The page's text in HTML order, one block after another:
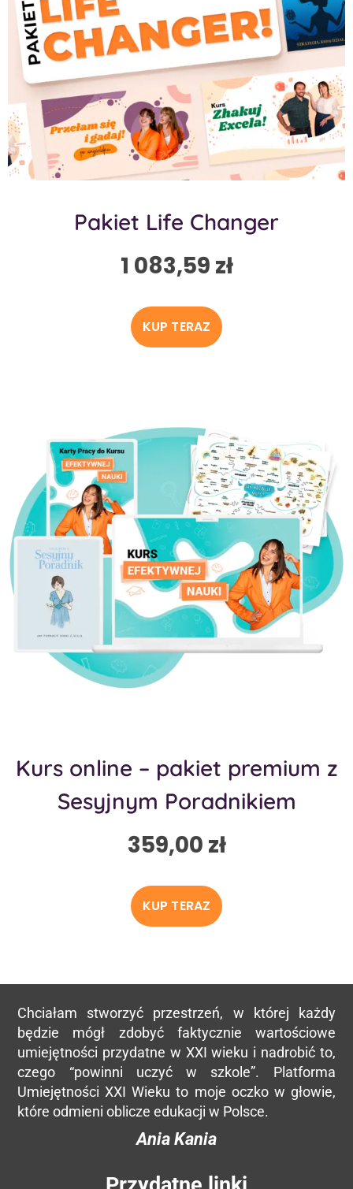
Pakiet Life Changer
1 083,59 zł
KUP TERAZ
Kurs online – pakiet premium z
Sesyjnym Poradnikiem
359,00 zł
KUP TERAZ
Chciałam stworzyć przestrzeń, w której każdy
będzie mógł zdobyć faktycznie wartościowe
umiejętności przydatne w XXI wieku i nadrobić to,
czego “powinni uczyć w szkole”. Platforma
Umiejętności XXI Wieku to moje oczko w głowie,
które odmieni oblicze edukacji w Polsce.
Ania Kania